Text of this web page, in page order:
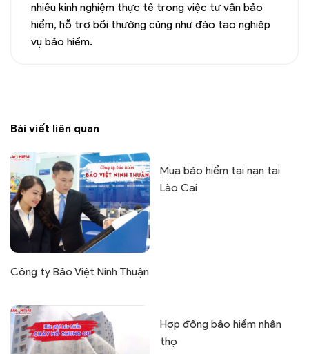
nhiều kinh nghiệm thực tế trong việc tư vấn bảo
hiểm, hỗ trợ bồi thường cũng như đào tạo nghiệp
vụ bảo hiểm.
Bài viết liên quan
Công ty Bảo Việt Ninh Thuận
Mua bảo hiểm tai nạn tại
Lào Cai
Hợp đồng bảo hiểm nhân
thọ